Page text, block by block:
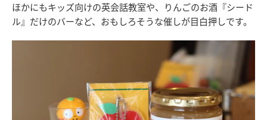
ほかにもキッズ向けの英会話教室や、りんごのお酒『シード
ル』だけのバーなど、おもしろそうな催しが目白押しです。